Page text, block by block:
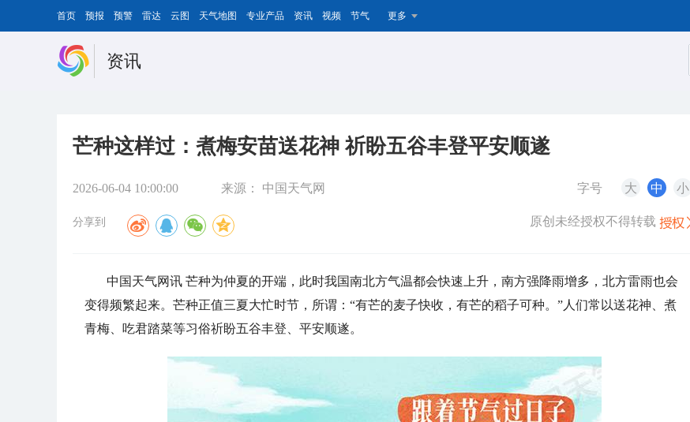
首页 预报 预警 雷达 云图 天气地图 专业产品 资讯 视频 节气 更多
资讯
芒种这样过：煮梅安苗送花神 祈盼五谷丰登平安顺遂
2026-06-04 10:00:00 来源： 中国天气网 字号 大 中 小
分享到 原创未经授权不得转载
中国天气网讯 芒种为仲夏的开端，此时我国南北方气温都会快速上升，南方强降雨增多，北方雷雨也会
变得频繁起来。芒种正值三夏大忙时节，所谓：“有芒的麦子快收，有芒的稻子可种。”人们常以送花神、煮
青梅、吃君踏菜等习俗祈盼五谷丰登、平安顺遂。